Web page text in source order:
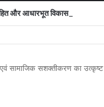
और आधारभूत विकास को नई गति
सामाजिक सशक्तीकरण का उत्कृष्ट